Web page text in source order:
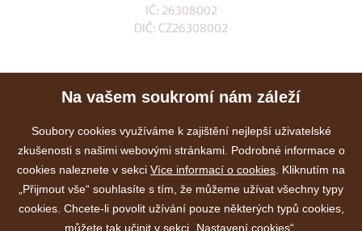
IČ: 26308002
DIČ: CZ26308002
Klia.cz
E-shop
Služby
Akce
Kontakty
Na vašem soukromí nám záleží
Soubory cookies využíváme k zajištění nejlepší uživatelské
zkušenosti s našimi webovými stránkami. Podrobné informace o
cookies naleznete v sekci Více informací o cookies . Kliknutím na
„Přijmout vše“ souhlasíte s tím, že můžeme užívat všechny typy
cookies. Chcete-li povolit užívání pouze některých typů cookies,
můžete tak učinit v sekci „Nastavení cookies“.